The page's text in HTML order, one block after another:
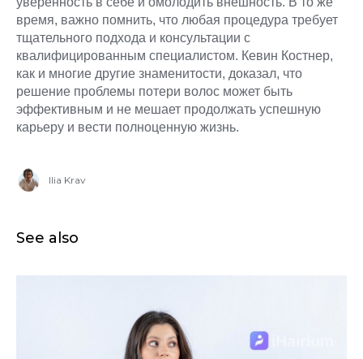
время, важно помнить, что любая процедура требует
тщательного подхода и консультации с
квалифицированным специалистом. Кевин Костнер,
как и многие другие знаменитости, доказал, что
решение проблемы потери волос может быть
эффективным и не мешает продолжать успешную
карьеру и вести полноценную жизнь.
Ilia Krav
See also